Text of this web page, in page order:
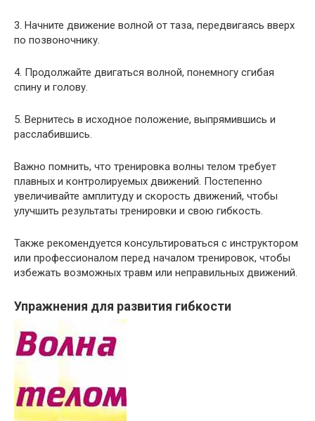
3. Начните движение волной от таза, передвигаясь вверх
по позвоночнику.
4. Продолжайте двигаться волной, понемногу сгибая
спину и голову.
5. Вернитесь в исходное положение, выпрямившись и
расслабившись.
Важно помнить, что тренировка волны телом требует
плавных и контролируемых движений. Постепенно
увеличивайте амплитуду и скорость движений, чтобы
улучшить результаты тренировки и свою гибкость.
Также рекомендуется консультироваться с инструктором
или профессионалом перед началом тренировок, чтобы
избежать возможных травм или неправильных движений.
Упражнения для развития гибкости